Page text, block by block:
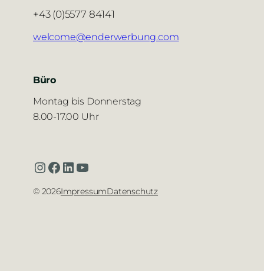
+43 (0)5577 84141
welcome@enderwerbung.com
Büro
Montag bis Donnerstag
8.00-17.00 Uhr
InstagramFacebook LinkedIn YouTube
©2026ImpressumDatenschutz